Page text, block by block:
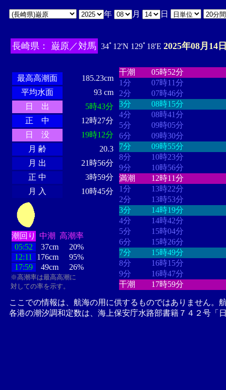
年 月 日
長崎県： 巌原／対馬 34ﾟ12'N 129ﾟ18'E 2025年08月14
最高高潮面
185.23cm
平均水面
93 cm
日 出
5時43分
正 中
12時27分
日 没
19時12分
月 齢
20.3
月 出
21時56分
正 中
3時59分
月 入
10時45分
潮回り 中潮 高潮率
05:52
37cm
20%
12:11
176cm
95%
17:59
49cm 26%
※高潮率は最高高潮に
対しての率を示す。
干潮
05時52分
1分
07時11分
2分
07時46分
3分
08時15分
4分
08時41分
5分
09時05分
6分
09時30分
7分
09時55分
8分
10時23分
9分
10時56分
満潮
12時11分
1分
13時22分
2分
13時53分
3分
14時19分
4分
14時42分
5分
15時04分
6分
15時26分
7分
15時49分
8分
16時15分
9分
16時47分
干潮
17時59分
ここでの情報は、航海の用に供するものではありません。
各港の潮汐調和定数は、海上保安庁水路部書籍７４２号「